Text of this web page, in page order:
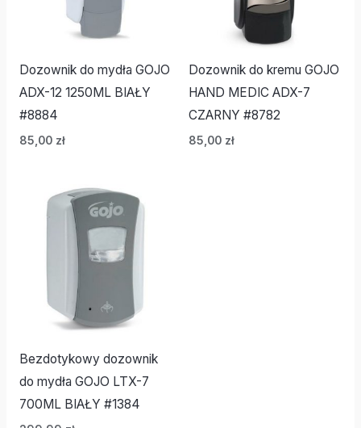
Dozownik do mydła GOJO
ADX-12 1250ML BIAŁY
#8884
85,00 zł
Dozownik do kremu GOJO
HAND MEDIC ADX-7
CZARNY #8782
85,00 zł
Bezdotykowy dozownik
do mydła GOJO LTX-7
700ML BIAŁY #1384